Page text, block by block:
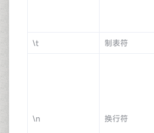
\t
制表符
\n 换行符